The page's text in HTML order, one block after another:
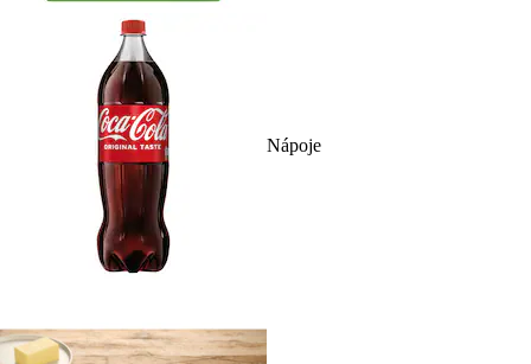
Nápoje